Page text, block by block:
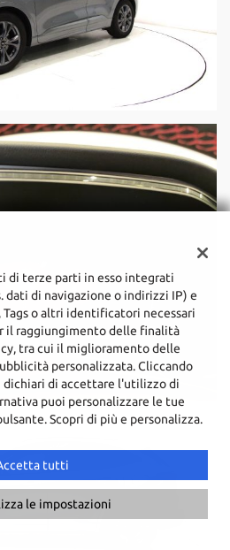
di terze parti in esso integrati
dati di navigazione o indirizzi IP) e
Tags o altri identificatori necessari
il raggiungimento delle finalità
tra cui il miglioramento delle
personalizzata. Cliccando
di accettare l'utilizzo di
puoi personalizzare le tue
Scopri di più e personalizza.
tutti
le impostazioni